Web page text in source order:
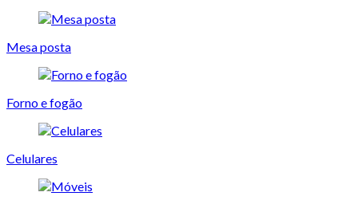
Mesa posta
Forno e fogão
Celulares